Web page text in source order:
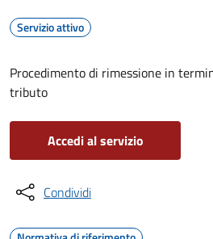
Servizio attivo
Procedimento di rimessione in
tributo
Accedi al servizio
Condividi